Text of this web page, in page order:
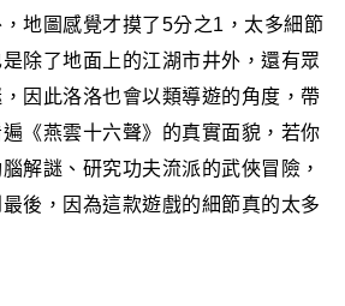
地圖感覺才摸了5分之1，太多細節
除了地面上的江湖市井外，還有眾
因此洛洛也會以類導遊的角度，帶
《燕雲十六聲》的真實面貌，若你
解謎、研究功夫流派的武俠冒險，
後，因為這款遊戲的細節真的太多